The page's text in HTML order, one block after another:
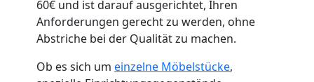
60€ und ist darauf ausgerichtet, Ihren
Anforderungen gerecht zu werden, ohne
Abstriche bei der Qualität zu machen.
Ob es sich um einzelne Möbelstücke,
Kleintransport
Feldkirch